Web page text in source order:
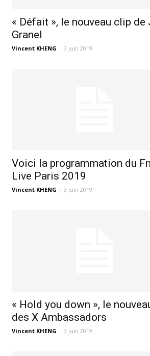
« Défait », le nouveau clip de
Granel
Vincent KHENG - 3 juin 2019
Voici la programmation du
Live Paris 2019
Vincent KHENG - 3 juin 2019
« Hold you down », le
des X Ambassadors
Vincent KHENG - 3 juin 2019